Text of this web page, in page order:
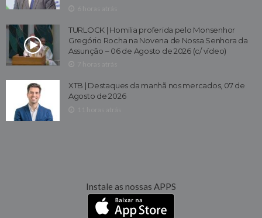
TURLOCK | Homilia proferida pelo Monsenhor
Gregório Rocha na Novena de Nossa Senhora da
Assunção – 06 de Agosto de 2026 (c/ vídeo)
XTB | Destaques da manhã nos mercados, 07 de
Agosto de 2026
Instale as nossas APPS